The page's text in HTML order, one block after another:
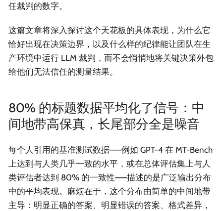
任裁判的数字。
这篇文章将深入探讨这个天花板的具体表现，为什么它
恰好出现在决策边界，以及什么样的纪律能让团队在生
产环境中运行 LLM 裁判，而不会悄悄地将关键决策外包
给他们无法信任的测量结果。
80% 的标题数据平均化了信号：中
间地带高保真，长尾部分全是噪音
每个人引用的基准测试数据——例如 GPT-4 在 MT-Bench
上达到与人类几乎一致的水平，或在总体评估集上与人
类评估者达到 80% 的一致性——描述的是广泛输出分布
中的平均表现。麻烦在于，这个分布由简单的中间地带
主导：明显正确的答案、明显错误的答案、格式差异，